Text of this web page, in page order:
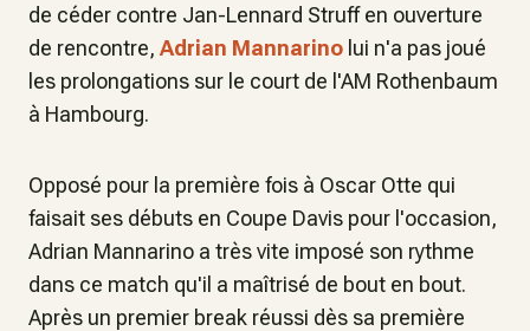
de céder contre Jan-Lennard Struff en ouverture
de rencontre, Adrian Mannarino lui n'a pas joué
les prolongations sur le court de l'AM Rothenbaum
à Hambourg.
Opposé pour la première fois à Oscar Otte qui
faisait ses débuts en Coupe Davis pour l'occasion,
Adrian Mannarino a très vite imposé son rythme
dans ce match qu'il a maîtrisé de bout en bout.
Après un premier break réussi dès sa première